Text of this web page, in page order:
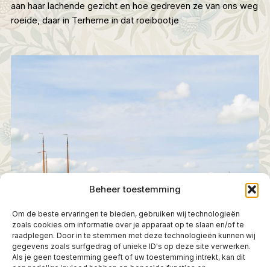
Beheer toestemming
Om de beste ervaringen te bieden, gebruiken wij technologieën
zoals cookies om informatie over je apparaat op te slaan en/of te
raadplegen. Door in te stemmen met deze technologieën kunnen wij
gegevens zoals surfgedrag of unieke ID's op deze site verwerken.
Als je geen toestemming geeft of uw toestemming intrekt, kan dit
aan haar lachende gezicht en hoe gedreven ze van ons weg
roeide, daar in Terherne in dat roeibootje